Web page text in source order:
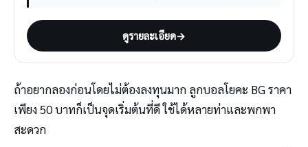
ดูรายละเอียด→
ถ้าอยากลองก่อนโดยไม่ต้องลงทุนมาก ลูกบอลโยคะ BG ราคา
เพียง 50 บาทก็เป็นจุดเริ่มต้นที่ดี ใช้ได้หลายท่าและพกพา
สะดวก